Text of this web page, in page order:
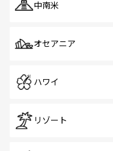
中南米
オセアニア
ハワイ
リゾート